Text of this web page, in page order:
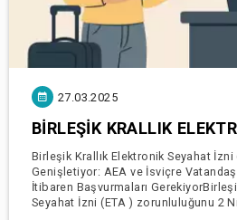
27.03.2025
Birleşik Krallık Elektronik Seyahat İzni
Genişletiyor: AEA ve İsviçre
İtibaren Başvurmaları
Seyahat İzni (ETA ) zorunluluğunu 2